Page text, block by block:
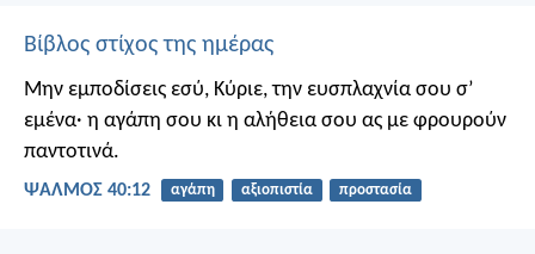
Βίβλος στίχος της ημέρας
Μην εμποδίσεις εσύ, Κύριε, την ευσπλαχνία σου σ’
εμένα· η αγάπη σου κι η αλήθεια σου ας με φρουρούν
παντοτινά.
ΨΑΛΜΌΣ 40:12 αγάπη αξιοπιστία προστασία